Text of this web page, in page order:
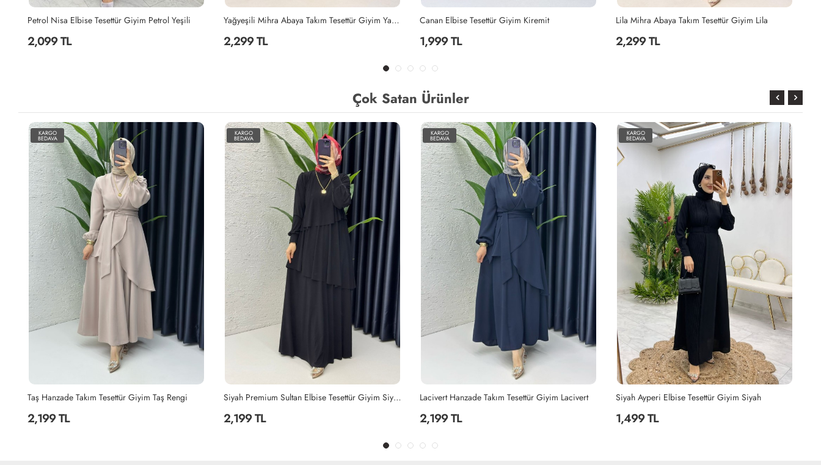
Petrol Nisa Elbise Tesettür Giyim Petrol Yeşili
2,099 TL
Yağyeşili Mihra Abaya Takım Tesettür Giyim Yağ Yeşili
2,299 TL
Canan Elbise Tesettür Giyim Kiremit
1,999 TL
Lila Mihra Abaya Takım Tesettür Giyim Lila
2,299 TL
Çok Satan Ürünler
KARGO
BEDAVA
Taş Hanzade Takım Tesettür Giyim Taş Rengi
2,199 TL
KARGO
BEDAVA
Siyah Premium Sultan Elbise Tesettür Giyim Siyah
2,199 TL
KARGO
BEDAVA
Lacivert Hanzade Takım Tesettür Giyim Lacivert
2,199 TL
KARGO
BEDAVA
Siyah Ayperi Elbise Tesettür Giyim Siyah
1,499 TL